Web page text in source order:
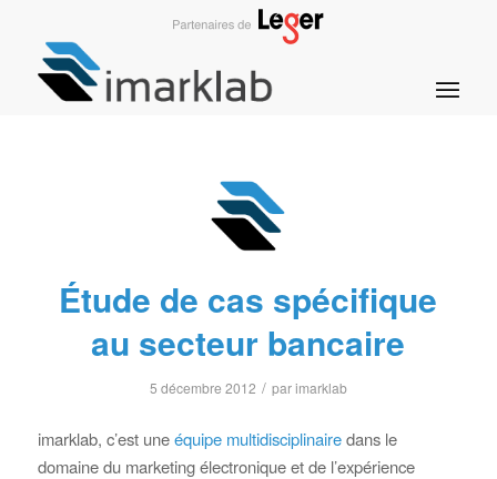
Étude de cas spécifique
au secteur bancaire
5 décembre 2012 / parimarklab
imarklab, c’est uneéquipe multidisciplinairedans le
domaine du marketing électronique et de l’expérience